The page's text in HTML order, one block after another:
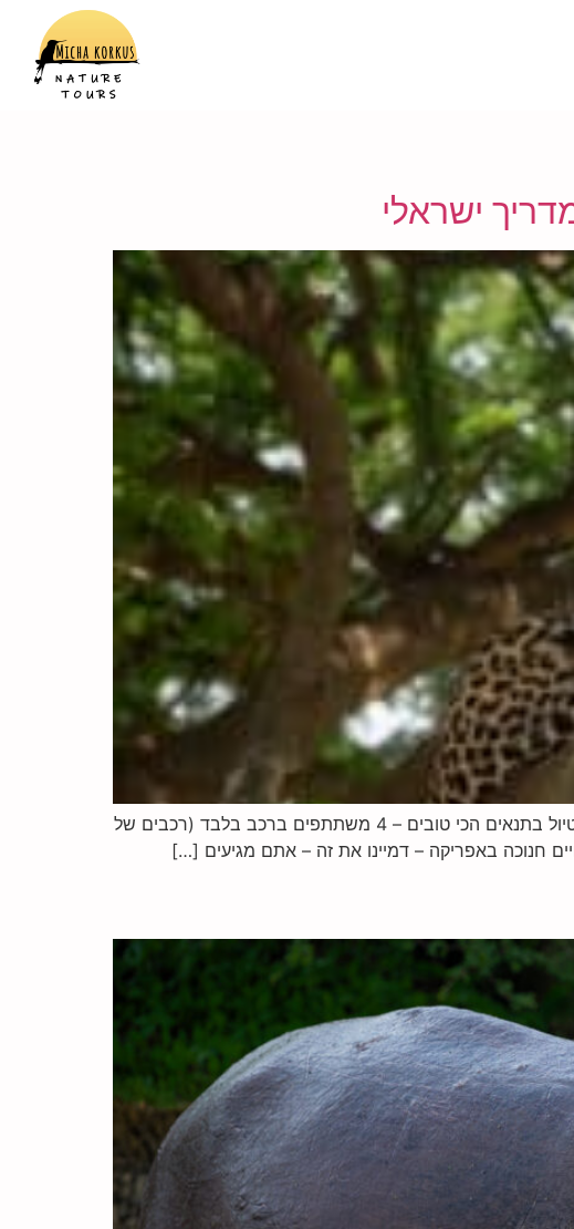
ישראלי
7 ימים ספארי בטנזניה בשמורות הכי טובות בעולם – סרנגטי , נגורונגורו, טרנגירי וביקור בשבט ציידים לקטים טיול בתנאים הכי טובים – 4 משתתפים ברכב בלבד (רכבים של